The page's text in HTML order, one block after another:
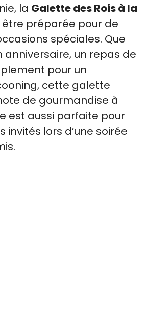
la Galette des Rois à la
préparée pour de
spéciales. Que
anniversaire, un repas de
pour un
cette galette
de gourmandise à
est aussi parfaite pour
invités lors d’une soirée